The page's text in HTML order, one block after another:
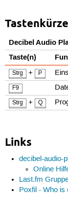
Decibel Audio
Taste(n)
Strg + P
F9
Strg + Q
Links
decibel-audio-
Online
Last.fm
Poxfil - Who is